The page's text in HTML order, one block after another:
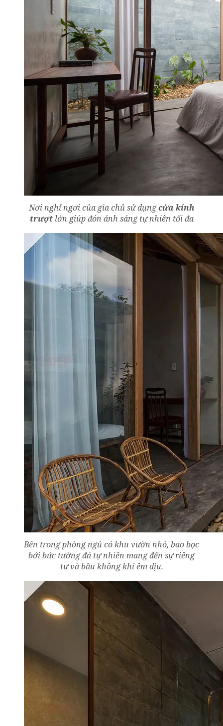
Nơi nghỉ ngơi của gia chủ sử dụngcửa kính
trượtlớn giúp đón ánh sáng tự nhiên tối đa
Bên trong phòng ngủ có khu vườn nhỏ, bao bọc
bới bức tường đá tự nhiên mang đến sự riêng
tư và bầu không khí êm dịu.